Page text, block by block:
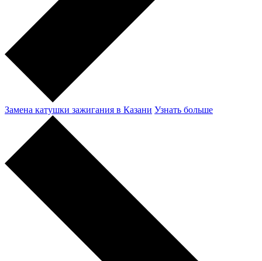
Замена катушки зажигания в Казани Узнать больше